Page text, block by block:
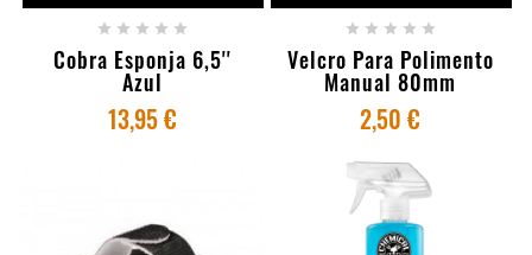
    
Cobra Esponja 6,5''
Azul
13,95 €
    
Velcro Para Polimento
Manual 80mm
2,50 €